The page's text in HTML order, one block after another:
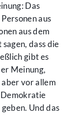
Das
aus
aus dem
dass die
gibt es
Meinung,
aber vor allem
Demokratie
Und das